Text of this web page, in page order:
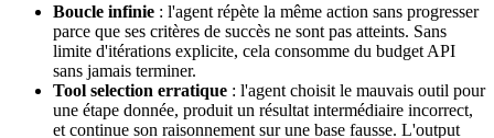
Boucle infinie : l'agent répète la même action sans progresser
parce que ses critères de succès ne sont pas atteints. Sans
limite d'itérations explicite, cela consomme du budget API
sans jamais terminer.
Tool selection erratique : l'agent choisit le mauvais outil pour
une étape donnée, produit un résultat intermédiaire incorrect,
et continue son raisonnement sur une base fausse. L'output